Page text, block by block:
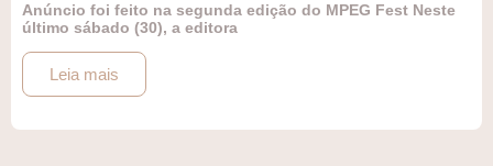
Anúncio foi feito na segunda edição do MPEG Fest Neste
último sábado (30), a editora
Leia mais